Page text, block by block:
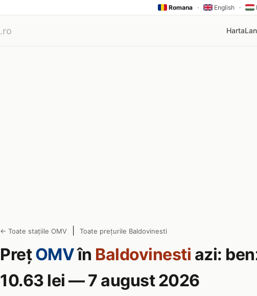
Romana · English ·
Harta
← Toate stațiile OMV Toate prețurile Baldovinesti
PrețOMVîn Baldovinesti azi:
10.63 lei — 7 august 2026